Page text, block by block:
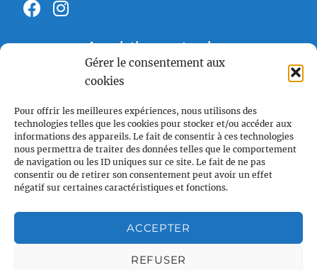
Gérer le consentement aux
cookies
Pour offrir les meilleures expériences, nous utilisons des
technologies telles que les cookies pour stocker et/ou accéder aux
informations des appareils. Le fait de consentir à ces technologies
nous permettra de traiter des données telles que le comportement
de navigation ou les ID uniques sur ce site. Le fait de ne pas
consentir ou de retirer son consentement peut avoir un effet
négatif sur certaines caractéristiques et fonctions.
ACCEPTER
REFUSER
Associations partenaires